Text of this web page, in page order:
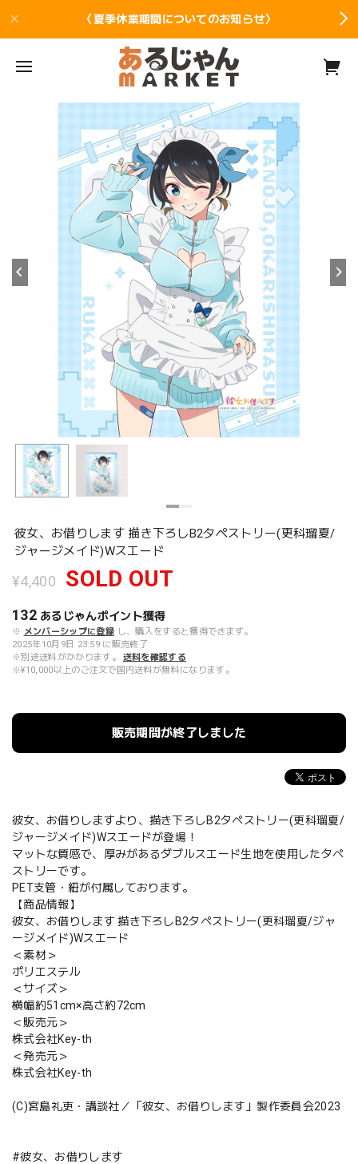
〈夏季休業期間についてのお知らせ〉
彼女、お借りします 描き下ろしB2タペストリー(更科瑠夏/
ジャージメイド)Wスエード
¥4,400 SOLD OUT
132 あるじゃんポイント獲得
※ メンバーシップに登録 し、購入をすると獲得できます。
2025年10月9日 23:59 に販売終了
※別途送料がかかります。
送料を確認する
※¥10,000以上のご注文で国内送料が無料になります。
販売期間が終了しました
彼女、お借りしますより、描き下ろしB2タペストリー(更科瑠夏/
ジャージメイド)Wスエードが登場！
マットな質感で、厚みがあるダブルスエード生地を使用したタペ
ストリーです。
PET支管・紐が付属しております。
【商品情報】
彼女、お借りします 描き下ろしB2タペストリー(更科瑠夏/ジャ
ージメイド)Wスエード
＜素材＞
ポリエステル
＜サイズ＞
横幅約51cm×高さ約72cm
＜販売元＞
株式会社Key-th
＜発売元＞
株式会社Key-th
(C)宮島礼吏・講談社／「彼女、お借りします」製作委員会2023
#彼女、お借りします